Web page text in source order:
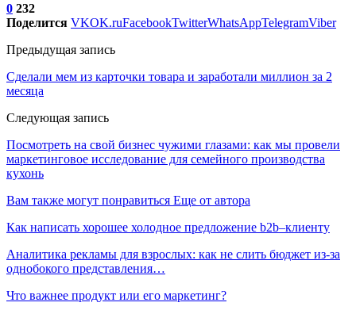
0 232
Поделится VKOK.ruFacebookTwitterWhatsAppTelegramViber
Предыдущая запись
Сделали мем из карточки товара и заработали миллион за 2
месяца
Следующая запись
Посмотреть на свой бизнес чужими глазами: как мы провели
маркетинговое исследование для семейного производства
кухонь
Вам также могут понравиться Еще от автора
Как написать хорошее холодное предложение b2b–клиенту
Аналитика рекламы для взрослых: как не слить бюджет из-за
однобокого представления…
Что важнее продукт или его маркетинг?